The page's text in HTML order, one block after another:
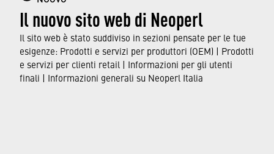
Il nuovo sito web di Neoperl
Il sito web è stato suddiviso in sezioni pensate per le tue
esigenze: Prodotti e servizi per produttori (OEM) | Prodotti
e servizi per clienti retail | Informazioni per gli utenti
finali | Informazioni generali su Neoperl Italia
L’economizzatore PCA DUAL CORE, ideale anche per
rubinetti dal design restrittivo, può essere utilizzato
quindi in tutti i campi di pressione, qualunque sia il
mercato di destinazione.